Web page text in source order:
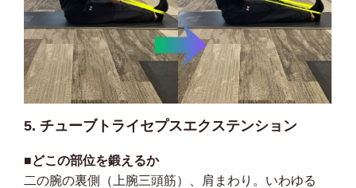
5. チューブトライセプスエクステンション
■どこの部位を鍛えるか
二の腕の裏側（上腕三頭筋）、肩まわり。いわゆる